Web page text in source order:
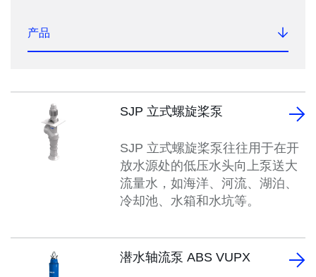
产品
SJP 立式螺旋桨泵
SJP 立式螺旋桨泵往往用于在开
放水源处的低压水头向上泵送大
流量水，如海洋、河流、湖泊、
冷却池、水箱和水坑等。
潜水轴流泵 ABS VUPX